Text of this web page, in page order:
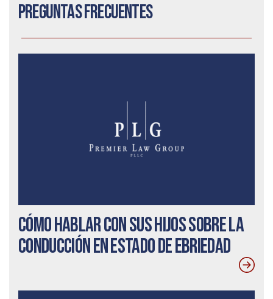
Preguntas frecuentes
Cómo hablar con sus hijos sobre la
conducción en estado de ebriedad